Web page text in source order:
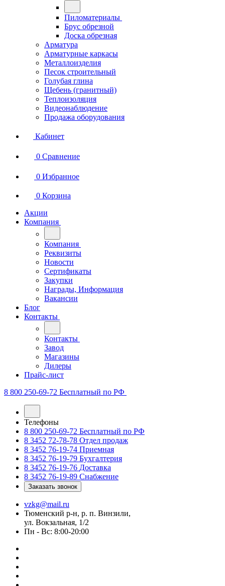
Пиломатериалы
Брус обрезной
Доска обрезная
Арматура
Арматурные каркасы
Металлоизделия
Песок строительный
Голубая глина
Щебень (гранитный)
Теплоизоляция
Видеонаблюдение
Продажа оборудования
Кабинет
0 Сравнение
0 Избранное
0 Корзина
Акции
Компания
Компания
Реквизиты
Новости
Сертификаты
Закупки
Награды, Информация
Вакансии
Блог
Контакты
Контакты
Завод
Магазины
Дилеры
Прайс-лист
8 800 250-69-72 Бесплатный по РФ
Телефоны
8 800 250-69-72 Бесплатный по РФ
8 3452 72-78-78 Отдел продаж
8 3452 76-19-74 Приемная
8 3452 76-19-79 Бухгалтерия
8 3452 76-19-76 Доставка
8 3452 76-19-89 Снабжение
Заказать звонок
vzkg@mail.ru
Тюменский р-н, р. п. Винзили,
ул. Вокзальная, 1/2
Пн - Вс: 8:00-20:00